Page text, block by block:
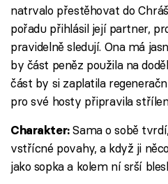
natrvalo přestěhovat do
pořadu přihlásil její partner,
pravidelně sledují. Ona má
by část peněz použila na
část by si zaplatila
pro své hosty připravila
Charakter:Sama o sobě
vstřícné povahy, a když ji
jako sopka a kolem ní srší